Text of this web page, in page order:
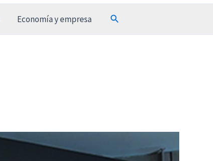
Economía y empresa Buscar